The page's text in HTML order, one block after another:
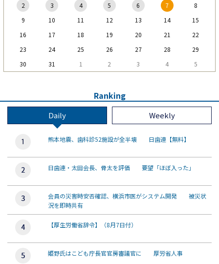
2
3 4 5 6 7
8
9
10 11 12 13 14
15
16
17 18 19 20 21
22
23
24 25 26 27 28
29
30
31 1 2 3 4 5
Ranking
Daily Weekly
熊本地震、歯科診52施設が全半壊 日歯連【無料】
日歯連・太田会長、骨太を評価 要望「ほぼ入った」
会員の災害時安否確認、横浜市医がシステム開発 被災状
況を即時共有
【厚生労働省辞令】（8月7日付）
姫野氏はこども庁長官官房審議官に 厚労省人事